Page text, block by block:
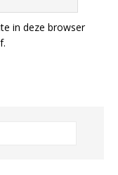
in deze browser